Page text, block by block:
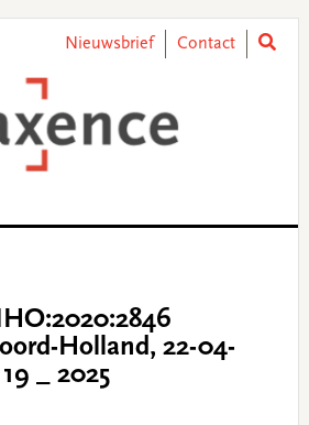
Nieuwsbrief Contact
Holland, 22-04-
_ 2025